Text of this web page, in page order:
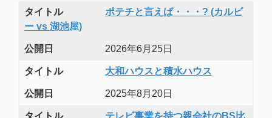
タイトル
ポテチと言えば・・・? (カルビ
ー vs 湖池屋)
公開日 2026年6月25日
タイトル 大和ハウスと積水ハウス
公開日 2025年8月20日